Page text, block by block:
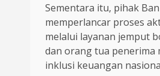
Sementara itu, pihak
memperlancar proses
melalui layanan jemput
dan orang tua penerima
inklusi keuangan